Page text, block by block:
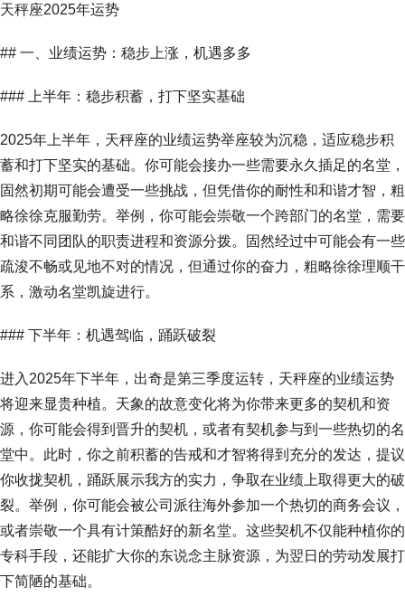
天秤座2025年运势
## 一、业绩运势：稳步上涨，机遇多多
### 上半年：稳步积蓄，打下坚实基础
2025年上半年，天秤座的业绩运势举座较为沉稳，适应稳步积
蓄和打下坚实的基础。你可能会接办一些需要永久插足的名堂，
固然初期可能会遭受一些挑战，但凭借你的耐性和和谐才智，粗
略徐徐克服勤劳。举例，你可能会崇敬一个跨部门的名堂，需要
和谐不同团队的职责进程和资源分拨。固然经过中可能会有一些
疏浚不畅或见地不对的情况，但通过你的奋力，粗略徐徐理顺干
系，激动名堂凯旋进行。
### 下半年：机遇驾临，踊跃破裂
进入2025年下半年，出奇是第三季度运转，天秤座的业绩运势
将迎来显贵种植。天象的故意变化将为你带来更多的契机和资
源，你可能会得到晋升的契机，或者有契机参与到一些热切的名
堂中。此时，你之前积蓄的告戒和才智将得到充分的发达，提议
你收拢契机，踊跃展示我方的实力，争取在业绩上取得更大的破
裂。举例，你可能会被公司派往海外参加一个热切的商务会议，
或者崇敬一个具有计策酷好的新名堂。这些契机不仅能种植你的
专科手段，还能扩大你的东说念主脉资源，为翌日的劳动发展打
下简陋的基础。